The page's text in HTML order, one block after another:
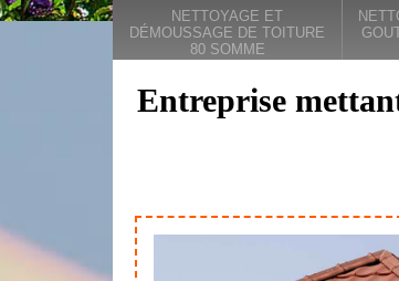
NETTOYAGE ET
DÉMOUSSAGE DE TOITURE
80 SOMME
Entreprise